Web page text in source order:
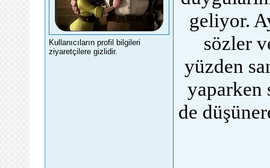
Kullanıcıların profil bilgileri
ziyaretçilere gizlidir.
geliyor.
sözler
yüzden
yaparken
de